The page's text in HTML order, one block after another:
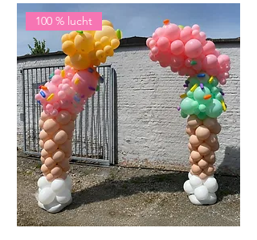
100 % lucht